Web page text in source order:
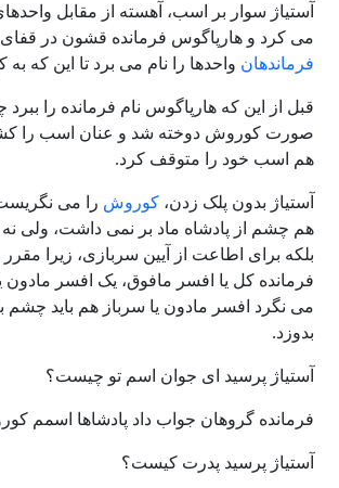
آستیاژ سوار بر اسب، آهسته از مقابل
می کرد و هارپاگوس فرمانده قشون در قفای
فرماندهان واحدها را نام می برد تا این که
قبل از این که هارپاگوس نام فرمانده را
صورت کوروش دوخته شد و عنان اسب را
هم اسب خود را متوقف کرد.
آستیاژ بدون پلک زدن، کوروش را می
هم چشم از پادشاه ماد بر نمی داشت، ولی
بلکه برای اطاعت از آیین سربازی، زیرا
فرمانده کل یا افسر مافوق، یک افسر مادون
می نگرد افسر مادون یا سرباز هم باید چشم
بدوزد.
آستیاژ پرسید ای جوان اسم تو چیست؟
فرمانده گروهان جواب داد پادشاها اسمم
آستیاژ پرسید پدرت کیست؟